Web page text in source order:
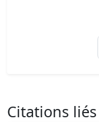
Citations liés